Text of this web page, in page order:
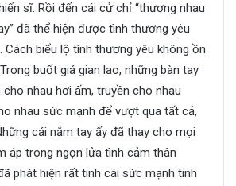
sĩ. Rồi đến cái cử chỉ “thương nhau
đã thể hiện được tình thương yêu
biểu lộ tình thương yêu không ồn
buốt giá gian lao, những bàn tay
nhau hơi ấm, truyền cho nhau
nhau sức mạnh để vượt qua tất cả,
cái nắm tay ấy đã thay cho mọi
áp trong ngọn lửa tình cảm thân
phát hiện rất tinh cái sức mạnh tinh